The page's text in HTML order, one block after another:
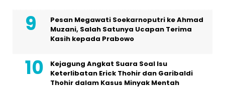
Pesan Megawati Soekarnoputri ke Ahmad
Muzani, Salah Satunya Ucapan Terima
Kasih kepada Prabowo
Kejagung Angkat Suara Soal Isu
Keterlibatan Erick Thohir dan Garibaldi
Thohir dalam Kasus Minyak Mentah